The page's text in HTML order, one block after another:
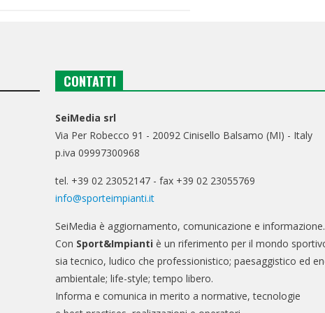
CONTATTI
SeiMedia srl
Via Per Robecco 91 - 20092 Cinisello Balsamo (MI) - Italy
p.iva 09997300968
tel. +39 02 23052147 - fax +39 02 23055769
info@sporteimpianti.it
SeiMedia è aggiornamento, comunicazione e informazione.
Con Sport&Impianti è un riferimento per il mondo
sia tecnico, ludico che professionistico; paesaggistico ed
ambientale; life-style; tempo libero.
Informa e comunica in merito a normative, tecnologie